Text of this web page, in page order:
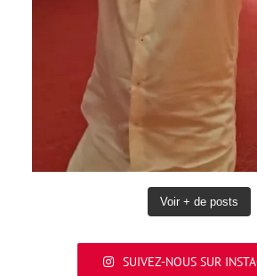
Voir + de posts
SUIVEZ-NOUS SUR